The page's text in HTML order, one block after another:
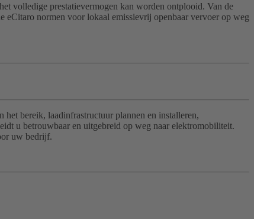
volledige prestatievermogen kan worden ontplooid. Van de
eCitaro normen voor lokaal emissievrij openbaar vervoer op weg
het bereik, laadinfrastructuur plannen en installeren,
u betrouwbaar en uitgebreid op weg naar elektromobiliteit.
uw bedrijf.